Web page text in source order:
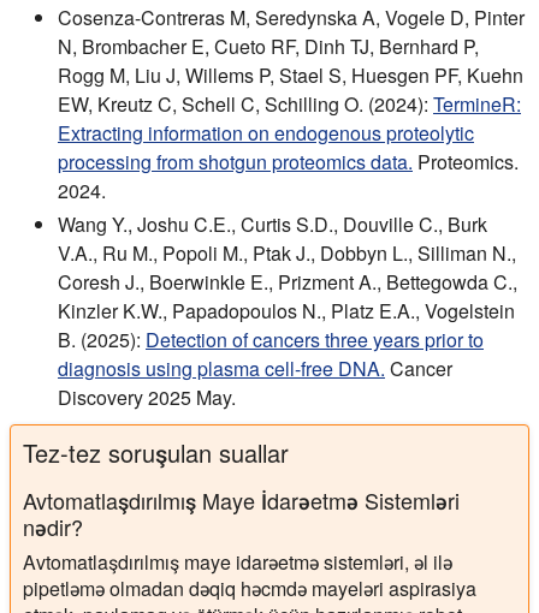
Cosenza-Contreras M, Seredynska A, Vogele D, Pinter
N, Brombacher E, Cueto RF, Dinh TJ, Bernhard P,
Rogg M, Liu J, Willems P, Stael S, Huesgen PF, Kuehn
EW, Kreutz C, Schell C, Schilling O. (2024): TermineR:
Extracting information on endogenous proteolytic
processing from shotgun proteomics data. Proteomics.
2024.
Wang Y., Joshu C.E., Curtis S.D., Douville C., Burk
V.A., Ru M., Popoli M., Ptak J., Dobbyn L., Silliman N.,
Coresh J., Boerwinkle E., Prizment A., Bettegowda C.,
Kinzler K.W., Papadopoulos N., Platz E.A., Vogelstein
B. (2025): Detection of cancers three years prior to
diagnosis using plasma cell-free DNA. Cancer
Discovery 2025 May.
Tez-tez soruşulan suallar
Avtomatlaşdırılmış Maye İdarəetmə Sistemləri
nədir?
Avtomatlaşdırılmış maye idarəetmə sistemləri, əl ilə
pipetləmə olmadan dəqiq həcmdə mayeləri aspirasiya